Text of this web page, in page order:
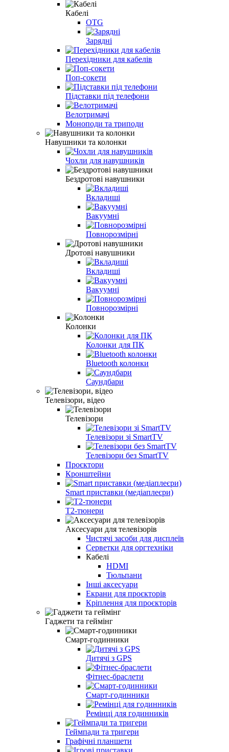
Кабелі
OTG
Зарядні
Перехідники для кабелів
Поп-сокети
Підставки під телефони
Велотримачі
Моноподи та триподи
Навушники та колонки
Чохли для навушників
Бездротові навушники
Вкладиші
Вакуумні
Повнорозмірні
Дротові навушники
Вкладиші
Вакуумні
Повнорозмірні
Колонки
Колонки для ПК
Bluetooth колонки
Саундбари
Телевізори, відео
Телевізори
Телевізори зі SmartTV
Телевізори без SmartTV
Проєктори
Кронштейни
Smart приставки (медіаплеєри)
Т2-тюнери
Аксесуари для телевізорів
Чистячі засоби для дисплеїв
Серветки для оргтехніки
Кабелі
HDMI
Тюльпани
Інші аксесуари
Екрани для проєкторів
Кріплення для проєкторів
Гаджети та геймінг
Смарт-годинники
Дитячі з GPS
Фітнес-браслети
Смарт-годинники
Ремінці для годинників
Геймпади та тригери
Графічні планшети